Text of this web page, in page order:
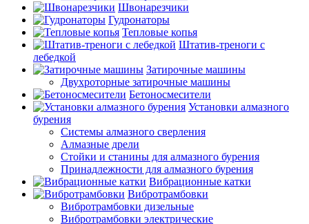
Швонарезчики
Гудронаторы
Тепловые копья
Штатив-треноги с
лебедкой
Затирочные машины
Двухроторные затирочные машины
Бетоносмесители
Установки алмазного
бурения
Системы алмазного сверления
Алмазные дрели
Стойки и станины для алмазного бурения
Принадлежности для алмазного бурения
Вибрационные катки
Вибротрамбовки
Вибротрамбовки дизельные
Вибротрамбовки электрические